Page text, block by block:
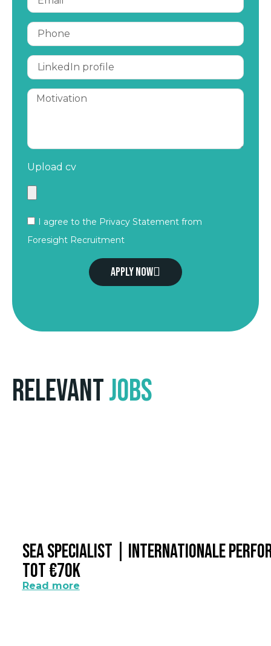
Upload cv
I agree to the Privacy Statement from
Foresight Recruitment
Apply now
RelevantJobs
SEA Specialist | Internationale
Tot €70k
Read more